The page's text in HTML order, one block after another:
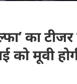
का
को मूवी